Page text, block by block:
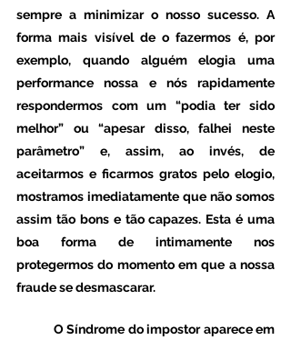
sempre a minimizar o nosso sucesso. A
forma mais visível de o fazermos é, por
exemplo, quando alguém elogia uma
performance nossa e nós rapidamente
respondermos com um “podia ter sido
melhor” ou “apesar disso, falhei neste
parâmetro” e, assim, ao invés, de
aceitarmos e ficarmos gratos pelo elogio,
mostramos imediatamente que não somos
assim tão bons e tão capazes. Esta é uma
boa forma de intimamente nos
protegermos do momento em que a nossa
fraude se desmascarar.